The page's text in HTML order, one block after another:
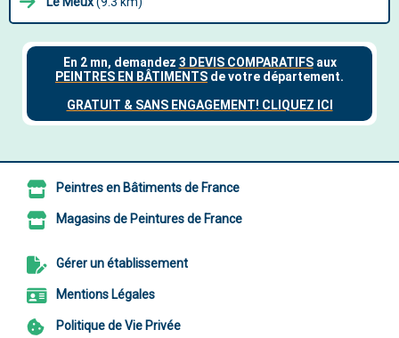
Peintres en Bâtiments de France
Magasins de Peintures de France
Gérer un établissement
Mentions Légales
Politique de Vie Privée